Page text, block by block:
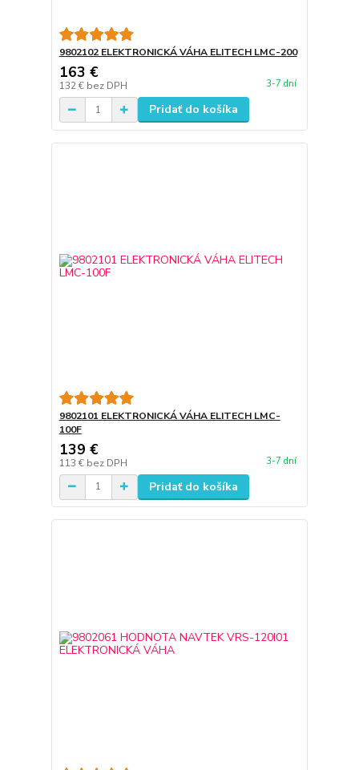
9802102 ELEKTRONICKÁ VÁHA ELITECH LMC-200
163 €
132 € bez DPH 3-7 dní
Pridať do košíka
9802101 ELEKTRONICKÁ VÁHA ELITECH LMC-
100F
139 €
113 € bez DPH 3-7 dní
Pridať do košíka